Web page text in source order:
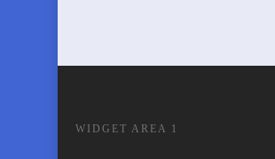
WIDGET AREA 1